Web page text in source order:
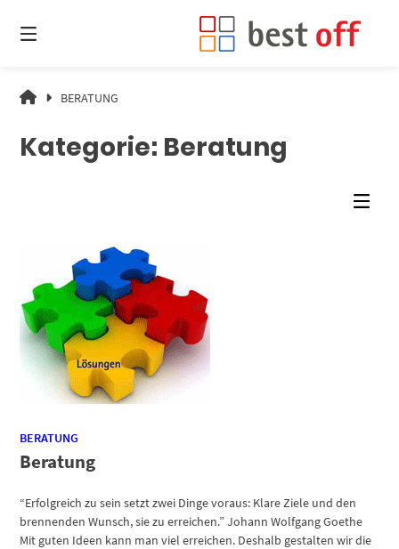
zum
Inhalt
ZUKUNFT
MACHBAR.
BERATUNG
Kategorie: Beratung
BERATUNG
Beratung
“Erfolgreich zu sein setzt zwei Dinge voraus: Klare Ziele und den
brennenden Wunsch, sie zu erreichen.” Johann Wolfgang Goethe
Mit guten Ideen kann man viel erreichen. Deshalb gestalten wir die